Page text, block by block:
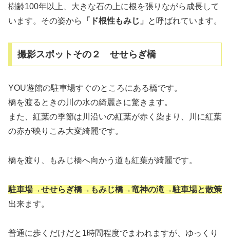
樹齢100年以上、大きな石の上に根を張りながら成長して
います。その姿から
「ド根性もみじ」 と呼ばれています。
撮影スポットその２ せせらぎ橋
YOU遊館の駐車場すぐのところにある橋です。
橋を渡るときの川の水の綺麗さに驚きます。
また、紅葉の季節は川沿いの紅葉が赤く染まり、川に紅葉
の赤が映りこみ大変綺麗です。
橋を渡り、もみじ橋へ向かう道も紅葉が綺麗です。
駐車場→せせらぎ橋→もみじ橋→竜神の滝→駐車場と散策
出来ます。
普通に歩くだけだと1時間程度でまわれますが、ゆっくり